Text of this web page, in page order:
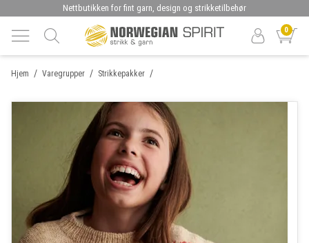
Nettbutikken for fint garn, design og strikketilbehør
0
/
Hjem /
Varegrupper /
Strikkepakker